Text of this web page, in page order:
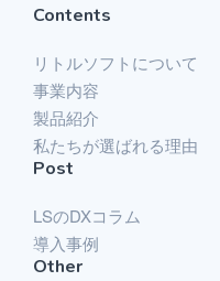
Contents
リトルソフトについて
事業内容
製品紹介
私たちが選ばれる理由
Post
LSのDXコラム
導入事例
Other